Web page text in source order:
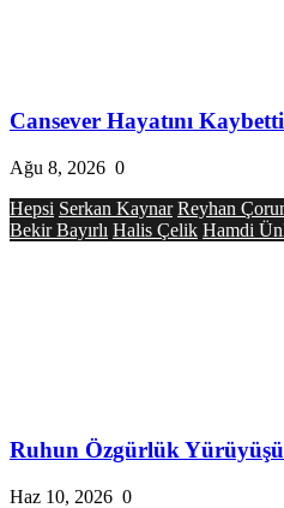
Cansever Hayatını
Ağu 8, 2026 0
Hepsi Serkan Kaynar Reyhan
Bekir Bayırlı Halis Çelik Hamdi
Ruhun Özgürlük Yürüyüşü
Haz 10, 2026 0